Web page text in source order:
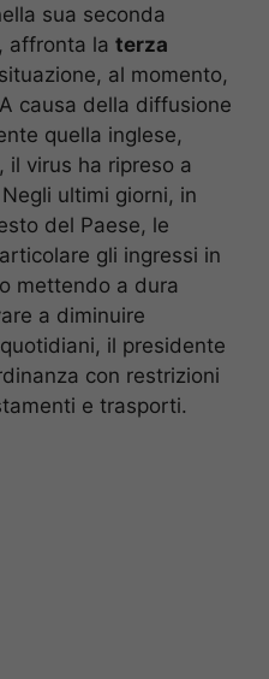
sua seconda
affronta la terza
al momento,
causa della diffusione
quella inglese,
il virus ha ripreso a
ultimi giorni, in
del Paese, le
gli ingressi in
mettendo a dura
a diminuire
il presidente
con restrizioni
e trasporti.